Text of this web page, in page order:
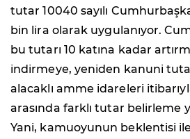
tutar 10040 sayılı
bin lira olarak uygulanıyor.
bu tutarı 10 katına kadar
indirmeye, yeniden kanuni
alacaklı amme idareleri
arasında farklı tutar belirleme
Yani, kamuoyunun beklentisi